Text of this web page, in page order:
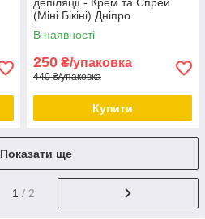
(Міні Бікіні) Дніпро
В наявності
250 ₴/упаковка
440 ₴/упаковка
Купити
Показати ще
1 / 2